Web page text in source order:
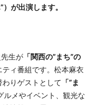
が出演します。
生が 「関西の”まち”の
ィ番組です。松本麻衣
りゲストとして 「”ま
ルメやイベント、観光な